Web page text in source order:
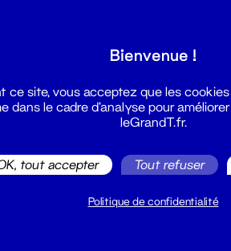
les actualités du
Bienvenue !
ce site, vous acceptez que les
dans le cadre d'analyse pour
leGrandT.fr.
tout accepter Tout refuser
Politique de confidentialité